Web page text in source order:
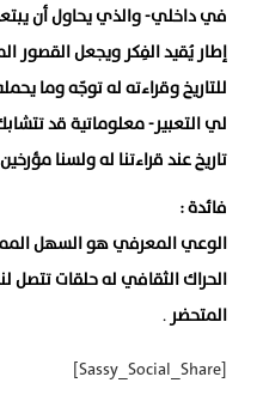
في داخلي- والذي يحاول أن
إطار يُقيد الفِكر ويجعل
للتاريخ وقراءته له توجّه وما
لي التعبير- معلوماتية قد
تاريخ عند قراءتنا له ولسنا
فائدة :
الوعي المعرفي هو السهل
الحراك الثقافي له حلقات
المتحضر .
[Sassy_Social_Share]